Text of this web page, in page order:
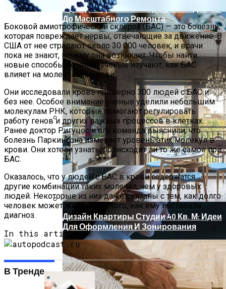
Новый Метод Сканирования Мозга
Помогает Выявить Причины
Депрессии
Идеи Для Дизайна Квартиры: От Декора
До Масштабного Ремонта
Дизайн Квартиры Студии 40 Кв. М: Идеи
Для Оформления И Зонирования
Боковой амиотрофический склероз (БАС) — это болезнь,
которая повреждает нервы, отвечающие за движение. В
США от нее страдают около 30 000 человек, и врачи
пока не знают, почему она возникает. Чтобы найти
новые способы лечения, ученые изучают, как БАС
влияет на молекулы в крови.
Они исследовали кровь примерно 300 людей с БАС и
без нее. Особое внимание ученые уделили небольшим
молекулам РНК, которые помогают регулировать
работу генов и других важных процессов в клетках.
Ранее доктор Ригуцос и его команда выяснили, что
болезнь Паркинсона изменяет уровень этих молекул в
крови. Они хотели узнать, происходит ли то же самое при
БАС.
Оказалось, что у людей с БАС в крови содержатся
другие комбинации таких молекул, чем у здоровых
людей. Некоторые из них даже связаны с тем, как долго
человек может жить после того, как ему поставили
диагноз.
In this article:
В Тренде